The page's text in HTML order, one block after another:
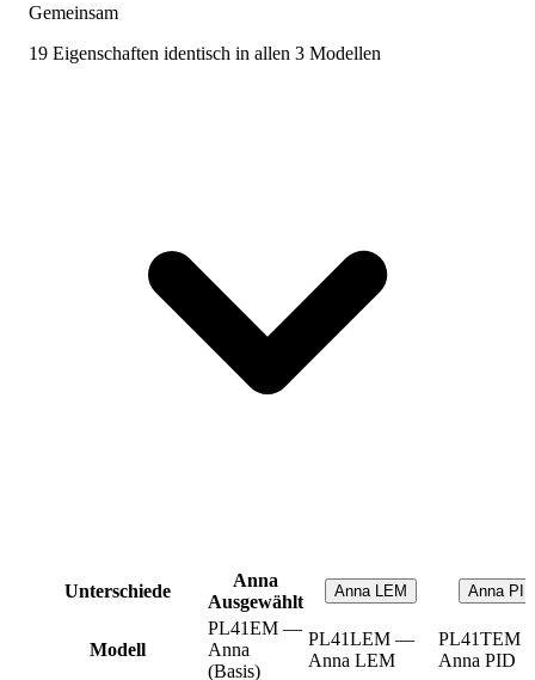
Gemeinsam
19 Eigenschaften identisch in allen 3 Modellen
Unterschiede
Anna
Ausgewählt
Anna LEM Anna PID
Modell
PL41EM —
Anna
(Basis)
PL41LEM —
Anna LEM
PL41TEM
Anna PID